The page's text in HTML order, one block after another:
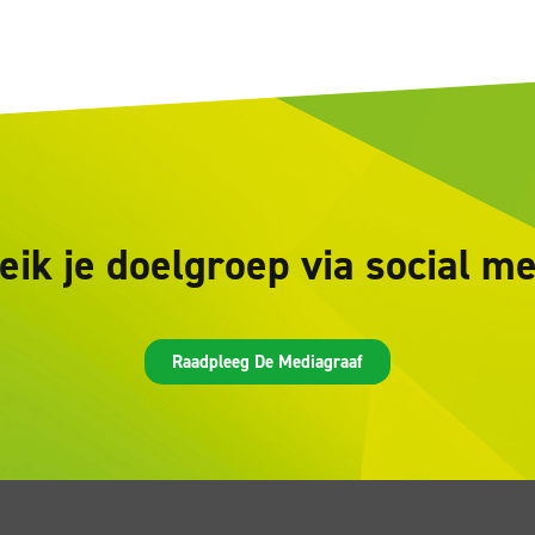
je doelgroep via social
Raadpleeg De Mediagraaf